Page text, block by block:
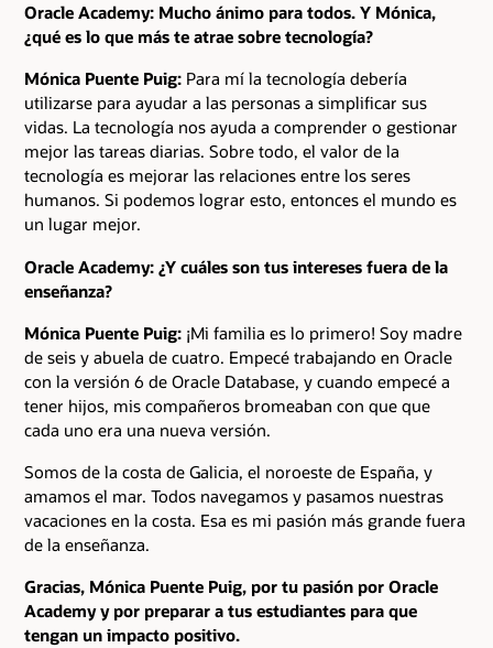
Oracle Academy: Mucho ánimo para todos. Y Mónica,
¿qué es lo que más te atrae sobre tecnología?
Mónica Puente Puig: Para mí la tecnología debería
utilizarse para ayudar a las personas a simplificar sus
vidas. La tecnología nos ayuda a comprender o gestionar
mejor las tareas diarias. Sobre todo, el valor de la
tecnología es mejorar las relaciones entre los seres
humanos. Si podemos lograr esto, entonces el mundo es
un lugar mejor.
Oracle Academy: ¿Y cuáles son tus intereses fuera de la
enseñanza?
Mónica Puente Puig: ¡Mi familia es lo primero! Soy madre
de seis y abuela de cuatro. Empecé trabajando en Oracle
con la versión 6 de Oracle Database, y cuando empecé a
tener hijos, mis compañeros bromeaban con que que
cada uno era una nueva versión.
Somos de la costa de Galicia, el noroeste de España, y
amamos el mar. Todos navegamos y pasamos nuestras
vacaciones en la costa. Esa es mi pasión más grande fuera
de la enseñanza.
Gracias, Mónica Puente Puig, por tu pasión por Oracle
Academy y por preparar a tus estudiantes para que
tengan un impacto positivo.